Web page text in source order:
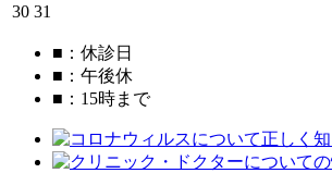
30 31
■ ：休診日
■ ：午後休
■ ：15時まで